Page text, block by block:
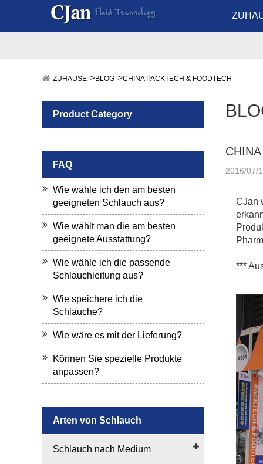
ZUHAUSE BLOG CHINA PACKTECH & FOODTECH
Product Category
FAQ
Wie wähle ich den am besten
geeigneten Schlauch aus?
Wie wählt man die am besten
geeignete Ausstattung?
Wie wähle ich die passende
Schlauchleitung aus?
Wie speichere ich die
Schläuche?
Wie wäre es mit der Lieferung?
Können Sie spezielle Produkte
anpassen?
Arten von Schlauch
Schlauch nach Medium
2016/07/
CJan
***